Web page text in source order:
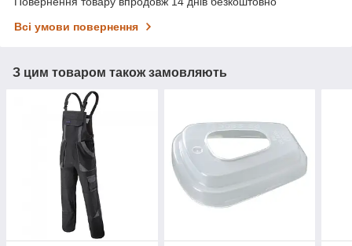
Всі умови повернення
З цим товаром також замовляють